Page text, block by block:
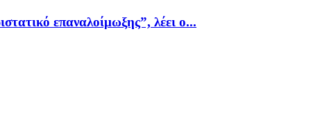
επαναλοίμωξης”, λέει ο...